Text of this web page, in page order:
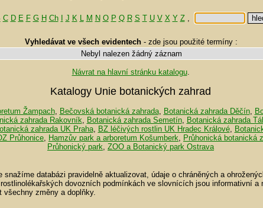
C D E F G H Ch J K L M N O P Q R S T U V X Y Z,
Vyhledávat ve všech evidentech- zde jsou použité termíny :
Nebyl nalezen žádný záznam
Návrat na hlavní stránku katalogu.
Katalogy Unie botanických zahrad
Žampach, Bečovská botanická zahrada, Botanická zahrada Děčín,
zahrada Rakovník Botanická zahrada Semetín, Botanická zahrada
zahrada UK Praha, BZ léčivých rostlin UK Hradec Králové,
Průhonice
Hamzův park a arboretum Košumberk Průhonická botanická
Průhonický park ZOO a Botanický park Ostrava
snažíme databázi pravidelně aktualizovat, údaje o chráněných a
dovozních podmínkách ve slovnících jsou informativní a
všechny změny a doplňky.